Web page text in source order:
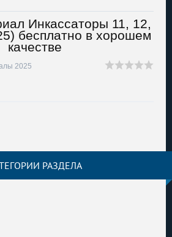
Инкассаторы 11, 12,
бесплатно в хорошем
качестве
2025
РАЗДЕЛА